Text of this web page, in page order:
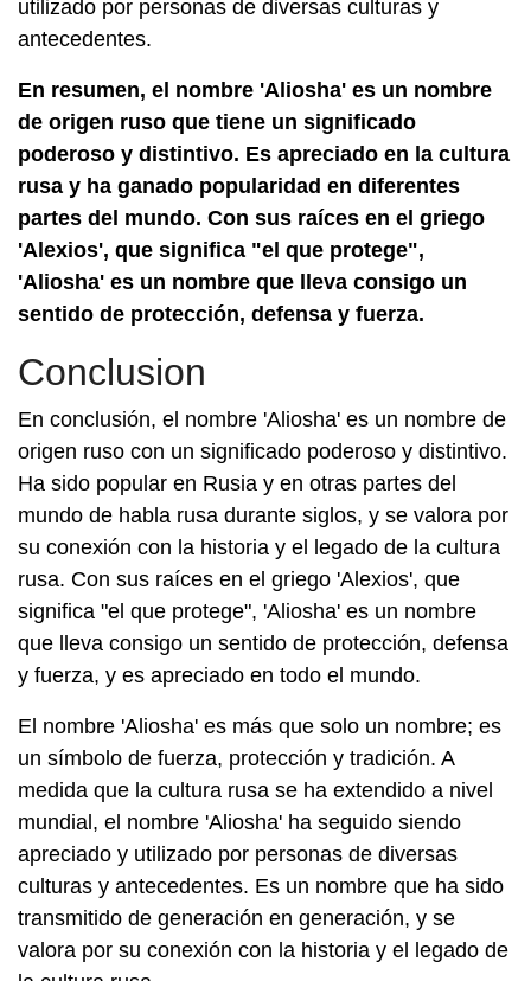
utilizado por personas de diversas culturas y
antecedentes.
En resumen, el nombre 'Aliosha' es un nombre
de origen ruso que tiene un significado
poderoso y distintivo. Es apreciado en la cultura
rusa y ha ganado popularidad en diferentes
partes del mundo. Con sus raíces en el griego
'Alexios', que significa "el que protege",
'Aliosha' es un nombre que lleva consigo un
sentido de protección, defensa y fuerza.
Conclusion
En conclusión, el nombre 'Aliosha' es un nombre de
origen ruso con un significado poderoso y distintivo.
Ha sido popular en Rusia y en otras partes del
mundo de habla rusa durante siglos, y se valora por
su conexión con la historia y el legado de la cultura
rusa. Con sus raíces en el griego 'Alexios', que
significa "el que protege", 'Aliosha' es un nombre
que lleva consigo un sentido de protección, defensa
y fuerza, y es apreciado en todo el mundo.
El nombre 'Aliosha' es más que solo un nombre; es
un símbolo de fuerza, protección y tradición. A
medida que la cultura rusa se ha extendido a nivel
mundial, el nombre 'Aliosha' ha seguido siendo
apreciado y utilizado por personas de diversas
culturas y antecedentes. Es un nombre que ha sido
transmitido de generación en generación, y se
valora por su conexión con la historia y el legado de